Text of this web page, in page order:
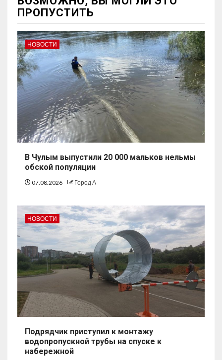
ПРОПУСТИТЬ
НОВОСТИ
В Чулым выпустили 20 000 мальков нельмы
обской популяции
07.08.2026 Город А
НОВОСТИ
Подрядчик приступил к монтажу
водопропускной трубы на спуске к
набережной